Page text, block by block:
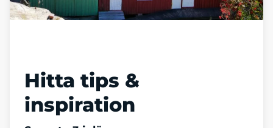
Hitta tips &
inspiration